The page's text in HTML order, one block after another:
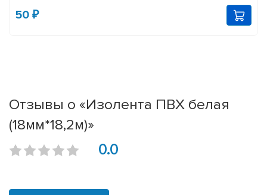
50 ₽
Отзывы о «Изолента ПВХ белая
(18мм*18,2м)»
0.0